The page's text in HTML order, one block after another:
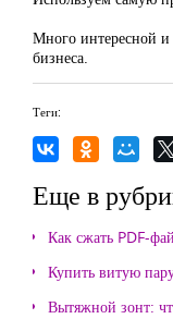
Много интересной и
бизнеса.
Теги:
Еще в
Как сжать PDF-
Купить витую
Вытяжной зонт: